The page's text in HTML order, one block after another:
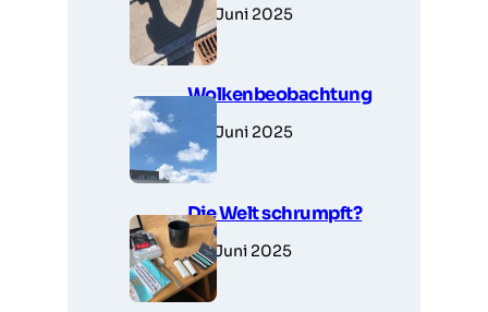
28. Juni 2025
Wolkenbeobachtung
28. Juni 2025
Die Welt schrumpft?
27. Juni 2025